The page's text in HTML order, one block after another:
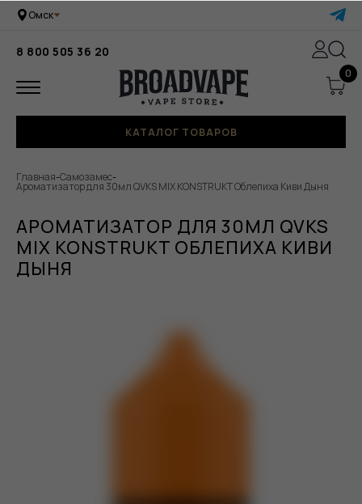
Омск
8 800 505 36 20
0
КАТАЛОГ ТОВАРОВ
Главная-Самозамес-
Ароматизатор для 30мл QVKS MIX KONSTRUKT Облепиха Киви Дыня
АРОМАТИЗАТОР ДЛЯ 30МЛ QVKS
MIX KONSTRUKT ОБЛЕПИХА КИВИ
ДЫНЯ